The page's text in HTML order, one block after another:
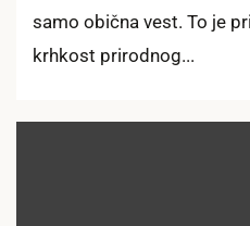
samo obična vest. To je
krhkost prirodnog...